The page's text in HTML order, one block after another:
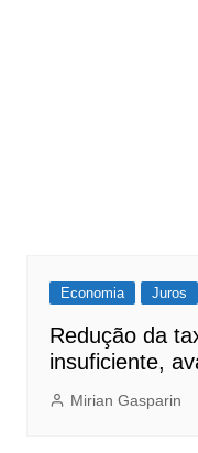
Economia Juros
Redução da
insuficiente,
Mirian Gasparin